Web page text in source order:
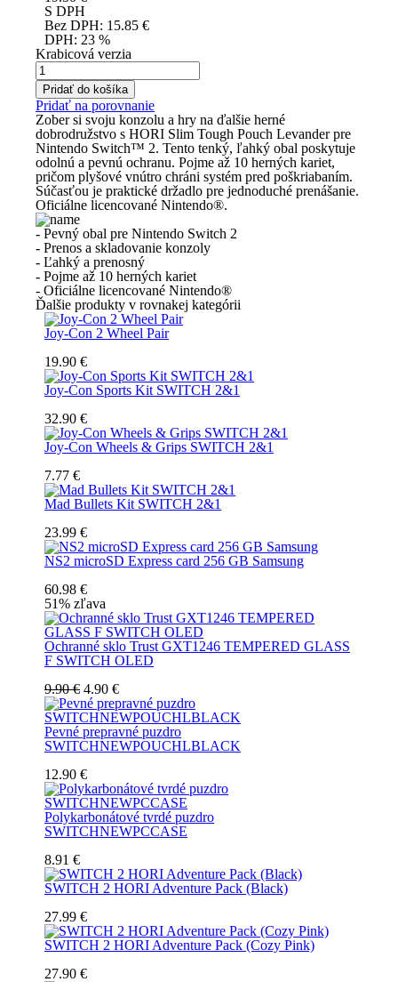
S DPH
Bez DPH: 15.85 €
DPH: 23 %
Krabicová verzia
Pridať do košíka
Pridať na porovnanie
Zober si svoju konzolu a hry na ďalšie herné
dobrodružstvo s HORI Slim Tough Pouch Levander pre
Nintendo Switch™ 2. Tento tenký, ľahký obal poskytuje
odolnú a pevnú ochranu. Pojme až 10 herných kariet,
pričom plyšové vnútro chráni systém pred poškriabaním.
Súčasťou je praktické držadlo pre jednoduché prenášanie.
Oficiálne licencované Nintendo®.
- Pevný obal pre Nintendo Switch 2
- Prenos a skladovanie konzoly
- Ľahký a prenosný
- Pojme až 10 herných kariet
- Oficiálne licencované Nintendo®
Ďalšie produkty v rovnakej kategórii
Joy-Con 2 Wheel Pair
19.90 €
Joy-Con Sports Kit SWITCH 2&1
32.90 €
Joy-Con Wheels & Grips SWITCH 2&1
7.77 €
Mad Bullets Kit SWITCH 2&1
23.99 €
NS2 microSD Express card 256 GB Samsung
60.98 €
51% zľava
Ochranné sklo Trust GXT1246 TEMPERED GLASS
F SWITCH OLED
9.90 € 4.90 €
Pevné prepravné puzdro
SWITCHNEWPOUCHLBLACK
12.90 €
Polykarbonátové tvrdé puzdro
SWITCHNEWPCCASE
8.91 €
SWITCH 2 HORI Adventure Pack (Black)
27.99 €
SWITCH 2 HORI Adventure Pack (Cozy Pink)
27.90 €